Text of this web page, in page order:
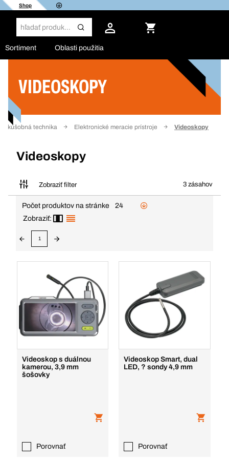
Shop
Sortiment Oblasti použitia
VIDEOSKOPY
skúšobná technika Elektronické meracie prístroje Videoskopy
Videoskopy
Zobraziť filter 3 zásahov
Filter
Počet produktov na stránke
24
Zobraziť:
1
Videoskop s duálnou
kamerou, 3,9 mm
šošovky
Porovnať
Videoskop Smart, dual
LED, ? sondy 4,9 mm
Porovnať